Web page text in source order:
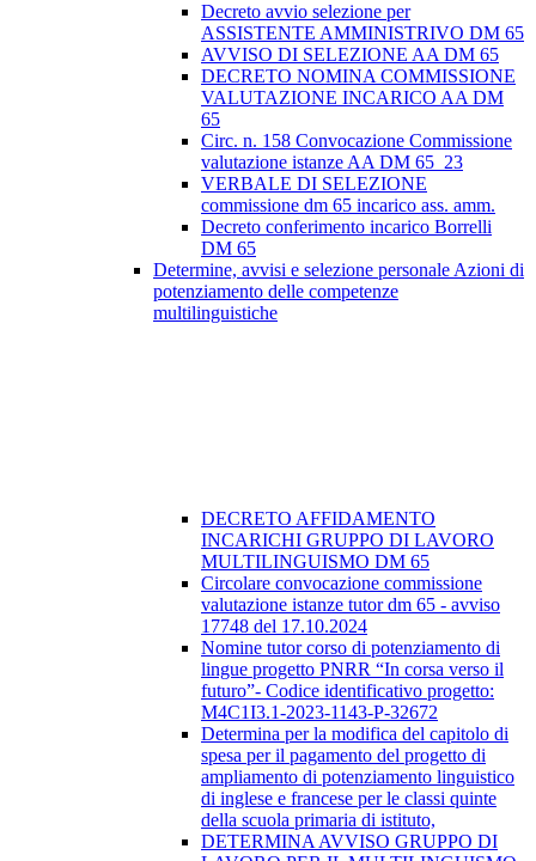
Decreto avvio selezione per
ASSISTENTE AMMINISTRIVO DM 65
AVVISO DI SELEZIONE AA DM 65
DECRETO NOMINA COMMISSIONE
VALUTAZIONE INCARICO AA DM
65
Circ. n. 158 Convocazione Commissione
valutazione istanze AA DM 65_23
VERBALE DI SELEZIONE
commissione dm 65 incarico ass. amm.
Decreto conferimento incarico Borrelli
DM 65
Determine, avvisi e selezione personale Azioni di
potenziamento delle competenze
multilinguistiche
DECRETO AFFIDAMENTO
INCARICHI GRUPPO DI LAVORO
MULTILINGUISMO DM 65
Circolare convocazione commissione
valutazione istanze tutor dm 65 - avviso
17748 del 17.10.2024
Nomine tutor corso di potenziamento di
lingue progetto PNRR “In corsa verso il
futuro”- Codice identificativo progetto:
M4C1I3.1-2023-1143-P-32672
Determina per la modifica del capitolo di
spesa per il pagamento del progetto di
ampliamento di potenziamento linguistico
di inglese e francese per le classi quinte
della scuola primaria di istituto,
DETERMINA AVVISO GRUPPO DI